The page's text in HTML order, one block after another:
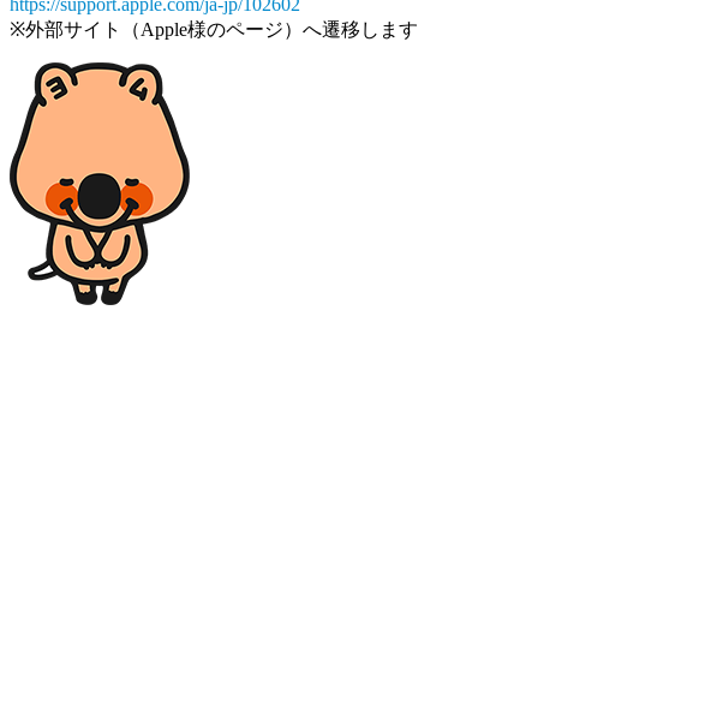
https://support.apple.com/ja-jp/102602
※外部サイト（Apple様のページ）へ遷移します